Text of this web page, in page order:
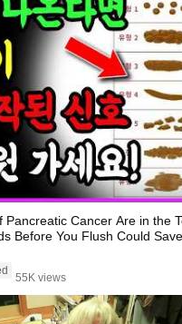
Pancreatic Cancer Are in the
Before You Flush Could Save
55K views